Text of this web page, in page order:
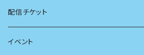
看護学
心理学
経営学
電子版（EPub）
電子版（PDF）
配信チケット
イベント